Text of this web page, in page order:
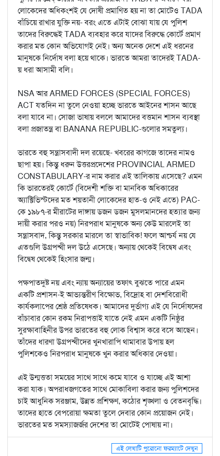
লোকেদের অধিকংশই যে দোষী প্রমাণিত হয় না তা মোটেও TADA
বাঁচিয়ে রাখার যুক্তি নয়- বরং এতে এটাই বোঝা যায় যে পুলিশ
তাদের বিরুদ্ধেই TADA ব্যবহার করে যাদের বিরুদ্ধে কোর্টে প্রমাণ
করার মত কোন অভিযোগই নেই। অন্য অনেক দেশে এই ধরনের
মানুষকে নির্দোষ বলা হয়ে থাকে। ভারতে আমরা তাদেরই TADA-
য় ধরা আসামী বলি।
NSA আর ARMED FORCES (SPECIAL FORCES)
ACT যতদিন না তুলে নেওয়া হচ্ছে ভারতে আইনের শাসন আছে
বলা যাবে না। সোজা ভাষায় বললে আমাদের বত্তমান শাসন ব্যবস্থা
বলা প্রজাতন্ত্র বা BANANA REPUBLIC-গুলোর সমতুল্য।
ভারতে বহু সন্ত্রাসবাদী দল রয়েছে- খবরের কাগজে তাদের নামও
ছাপা হয়। কিন্তু ধরুন উত্তরপ্রদেশের PROVINCIAL ARMED
CONSTABULARY-র নাম করার এই তালিকায় এসেছে? এমন
কি ভারতেরই কোর্টে (বিদেশী শক্তি বা মানবিক অধিকারের
অ্যাক্টিভিস্টদের মত শয়তানী লোকেদের হাত-ও নেই এতে) PAC-
কে ১৯৮৭-র মীরাটের দাঙ্গায় ডজন ডজন মুসলমানদের হত্যার জন্য
দায়ী করার পরও নয়) নিরপরাধ মানুষকে অন্য কেউ মারলেই তা
সন্ত্রাসবাদ, কিন্তু সরকার মারলে তা স্বাভাবিক! ফলে আশ্চর্য নয় যে
এতগুলি উগ্রপন্থী দল উঠে এসেছে। অন্যায় থেকেই বিদ্বেষ এবং
বিদ্বেষ থেকেই হিংসার জন্ম।
পক্ষপাতদুষ্ট নয় এবং ন্যায় অন্যায়ের তফাৎ বুঝতে পারে এমন
একটি প্রশাসন-ই আভ্যন্তরীণ বিক্ষোভ, বিদ্রোহ বা দেশবিরোধী
কার্যকলাপের শ্রেষ্ঠ প্রতিষেধক। আমাদের দুর্ভাগ্য এই যে নির্দোষদের
বাঁচাবার কোন রকম নিরাপত্তাই যাতে নেই এমন একটি নিষ্ঠুর
সুরক্ষাবাহিনীর উপর ভারতের বহু লোক বিশ্বাস করে বসে আছেন।
তাঁদের ধারণা উগ্রপন্থীদের খুনখারাপি থামাবার উপায় হল
পুলিশকেও নিরপরাধ মানুষকে খুন করার অধিকার দেওয়া।
এই উন্মত্ততা সময়ের সাথে সাথে কমে যাবে ও যাচ্ছে এই আশা
করা যাক। অপরাধজগতের সাথে মোকাবিলা করার জন্য পুলিশদের
চাই আধুনিক সরঞ্জাম, উন্নত প্রশিক্ষণ, কঠোর শৃঙ্খলা ও বেতনবৃদ্ধি।
তাদের হাতে বেপরোয়া ক্ষমতা তুলে দেবার কোন প্রয়োজন নেই।
ভারতের মত সমস্যাজর্জর দেশের তা মোটেই পোষায় না।
এই লেখাটি পুরোনো ফরম্যাটে দেখুন